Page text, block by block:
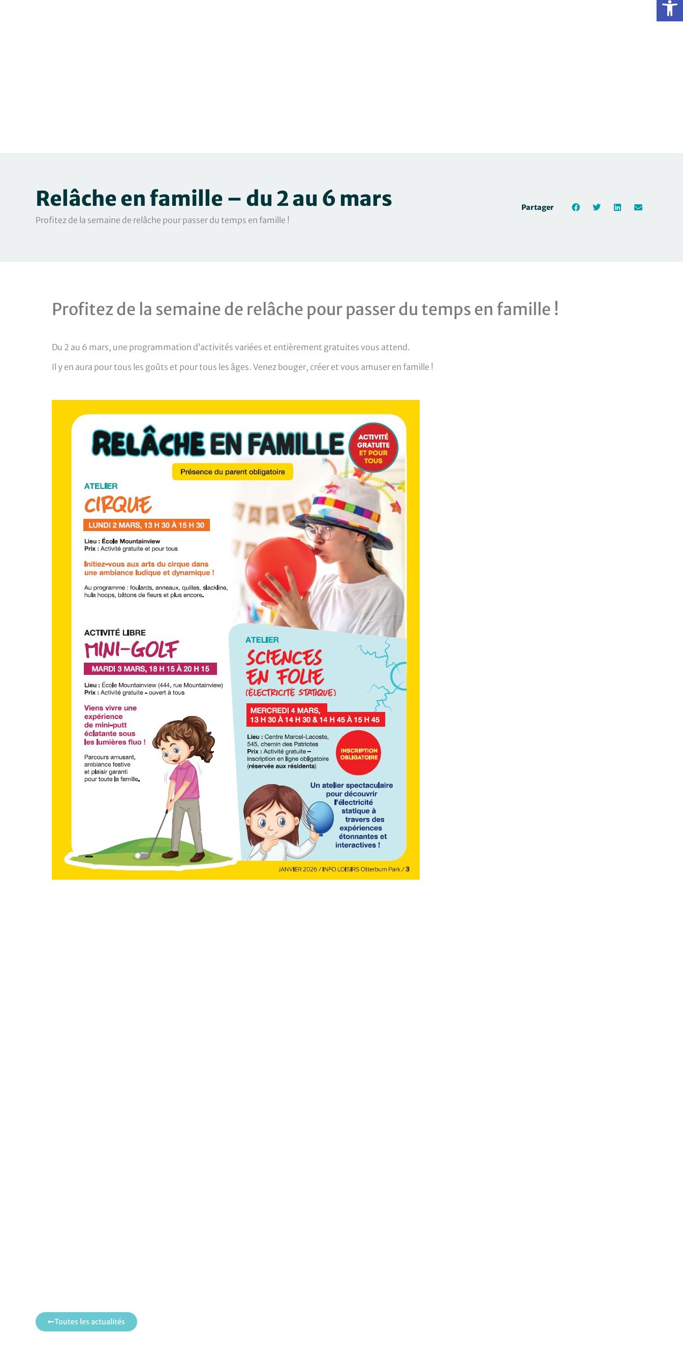
Relâche en famille – du 2 au 6 mars
Profitez de la semaine de relâche pour passer du temps en famille !
Partager
Profitez de la semaine de relâche pour passer du temps en famille !
Du 2 au 6 mars, une programmation d’activités variées et entièrement gratuites vous attend.
Il y en aura pour tous les goûts et pour tous les âges. Venez bouger, créer et vous amuser en famille !
Toutes les actualités